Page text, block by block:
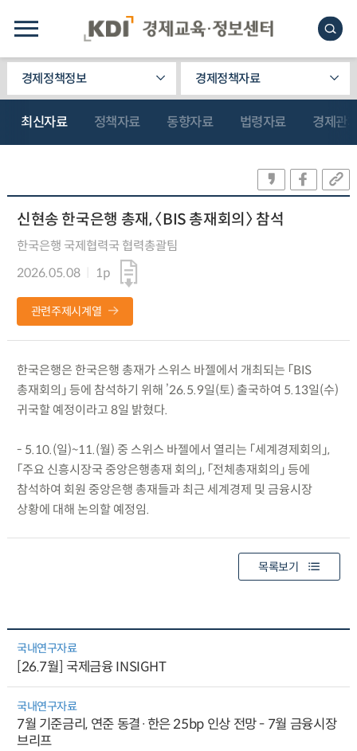
경제정책정보 경제정책자료
최신자료 정책자료 동향자료 법령자료 경제관
신현송 한국은행 총재, 〈BIS 총재회의〉 참석
한국은행 국제협력국 협력총괄팀
2026.05.08
1p
관련주제시계열
한국은행은 한국은행 총재가 스위스 바젤에서 개최되는 「BIS
총재회의」 등에 참석하기 위해 ’26.5.9일(토) 출국하여 5.13일(수)
귀국할 예정이라고 8일 밝혔다.
- 5.10.(일)~11.(월) 중 스위스 바젤에서 열리는 「세계경제회의」,
「주요 신흥시장국 중앙은행총재 회의」, 「전체총재회의」 등에
참석하여 회원 중앙은행 총재들과 최근 세계경제 및 금융시장
상황에 대해 논의할 예정임.
목록보기
국내연구자료
[26.7월] 국제금융 INSIGHT
국내연구자료
7월 기준금리, 연준 동결·한은 25bp 인상 전망 - 7월 금융시장
브리프